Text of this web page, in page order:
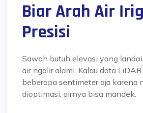
Biar Arah Air
Presisi
Sawah butuh elevasi yang
air ngalir alami. Kalau data
beberapa sentimeter aja karena
dioptimasi, airnya bisa mandek.